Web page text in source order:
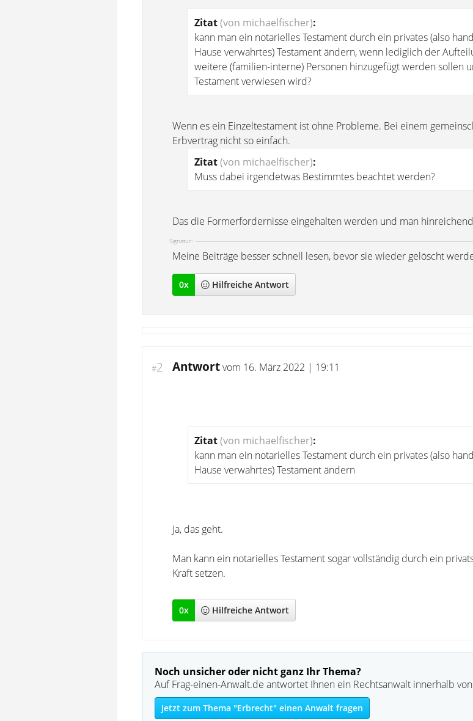
Zitat(von michaelfischer):
kann man ein notarielles Testament durch ein privates (also
Hause verwahrtes) Testament ändern, wenn lediglich der
weitere (familien-interne) Personen hinzugefügt werden sollen
Testament verwiesen wird?
Wenn es ein Einzeltestament ist ohne Probleme. Bei einem
Erbvertrag nicht so einfach.
Zitat(von michaelfischer):
Muss dabei irgendetwas Bestimmtes beachtet werden?
Das die Formerfordernisse eingehalten werden und man
Signatur:
Meine Beiträge besser schnell lesen, bevor sie wieder gelöscht
0x Hilfreiche Antwort
#2 Antwortvom 16. März 2022 | 19:11
Zitat(von michaelfischer):
kann man ein notarielles Testament durch ein privates (also
Hause verwahrtes) Testament ändern
Ja, das geht.
Man kann ein notarielles Testament sogar vollständig durch ein
Kraft setzen.
0x Hilfreiche Antwort
Noch unsicher oder nicht ganz Ihr Thema?
Auf Frag-einen-Anwalt.de antwortet Ihnen ein Rechtsanwalt innerhalb
Jetzt zum Thema "Erbrecht" einen Anwalt fragen